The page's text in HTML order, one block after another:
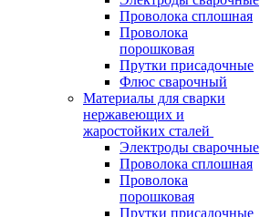
Проволока сплошная
Проволока
порошковая
Прутки присадочные
Флюс сварочный
Материалы для сварки
нержавеющих и
жаростойких сталей
Электроды сварочные
Проволока сплошная
Проволока
порошковая
Прутки присадочные